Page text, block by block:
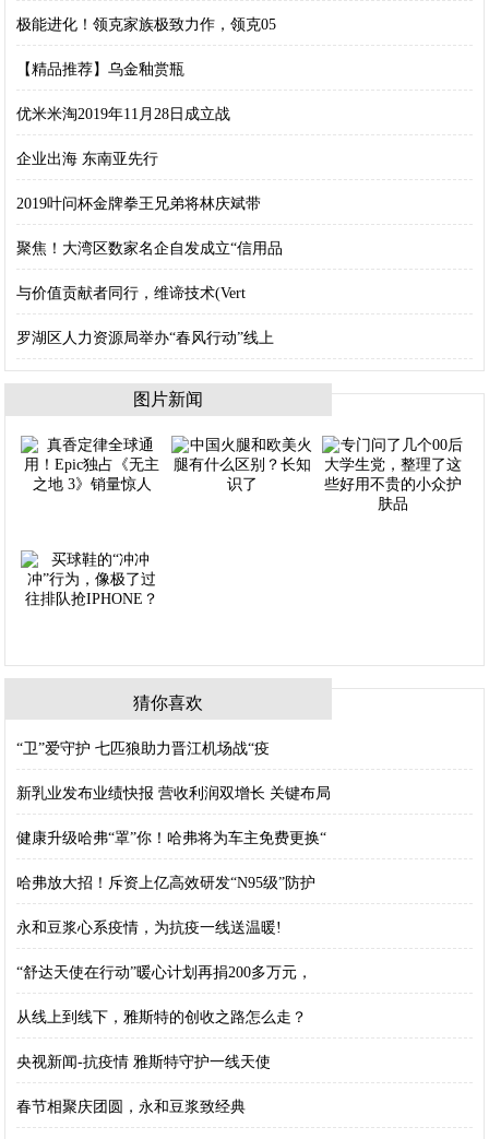
极能进化！领克家族极致力作，领克05
【精品推荐】乌金釉赏瓶
优米米淘2019年11月28日成立战
企业出海 东南亚先行
2019叶问杯金牌拳王兄弟将林庆斌带
聚焦！大湾区数家名企自发成立“信用品
与价值贡献者同行，维谛技术(Vert
罗湖区人力资源局举办“春风行动”线上
图片新闻
猜你喜欢
“卫”爱守护 七匹狼助力晋江机场战“疫
新乳业发布业绩快报 营收利润双增长 关键布局
健康升级哈弗“罩”你！哈弗将为车主免费更换“
哈弗放大招！斥资上亿高效研发“N95级”防护
永和豆浆心系疫情，为抗疫一线送温暖!
“舒达天使在行动”暖心计划再捐200多万元，
从线上到线下，雅斯特的创收之路怎么走？
央视新闻-抗疫情 雅斯特守护一线天使
春节相聚庆团圆，永和豆浆致经典